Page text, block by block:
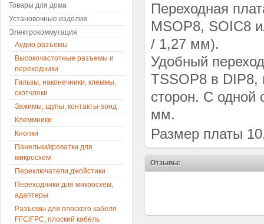
Переходная
MSOP8, SOIC8
/ 1,27 мм).
Удобный
TSSOP8 в DIP8,
сторон. С одной
мм.
Размер платы
Отзывы:
Товары для дома
Установочные изделия
Электрокоммутация
Аудио разъемы
Высокочастотные разъемы и
переходники
Гильзы, наконечники, клеммы,
скотчлоки
Зажимы, щупы, контакты-зонд
Клеммники
Кнопки
Панельки/кроватки для
микросхем
Переключатели,джойстики
Переходники для микросхем,
адаптеры
Разъемы для плоского кабеля
FFC/FPC, плоский кабель